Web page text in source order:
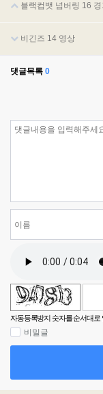
블랙컴뱃 넘버링 16
비긴즈 14 영상
댓글목록 0
자동등록방지 숫자를 순서대로
비밀글